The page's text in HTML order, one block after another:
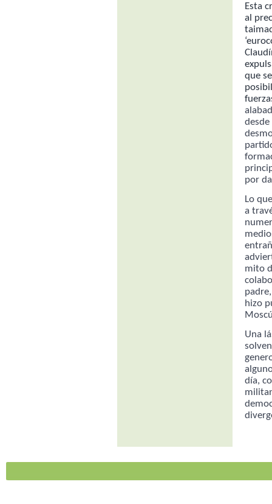
Esta
al
que
por
Lo
a trav
mito
hizo
Una
día,